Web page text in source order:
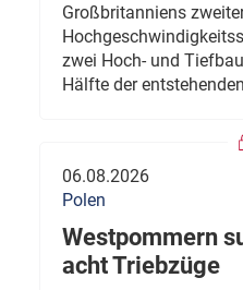
Großbritanniens
zwei Hoch- und
Hälfte der
06.08.2026
Polen
Westpommern
acht Triebzüge